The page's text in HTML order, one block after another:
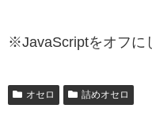
※JavaScriptをオフに
オセロ 詰めオセロ